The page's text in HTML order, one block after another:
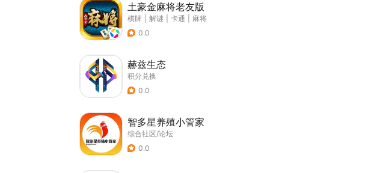
土豪金麻将老友版
棋牌 解谜 卡通
麻将
0.0
赫兹生态
积分兑换
0.0
智多星养殖小管家
综合社区/论坛
0.0